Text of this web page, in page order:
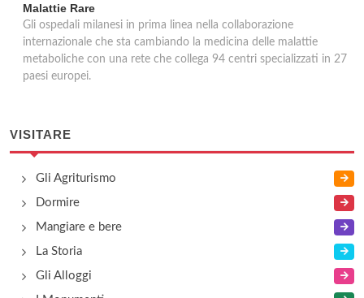
Malattie Rare
Gli ospedali milanesi in prima linea nella collaborazione
internazionale che sta cambiando la medicina delle malattie
metaboliche con una rete che collega 94 centri specializzati in 27
paesi europei.
VISITARE
Gli Agriturismo
Dormire
Mangiare e bere
La Storia
Gli Alloggi